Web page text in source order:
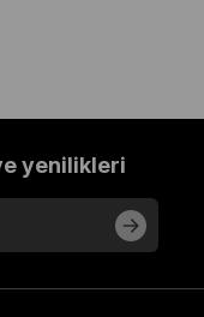
yenilikleri